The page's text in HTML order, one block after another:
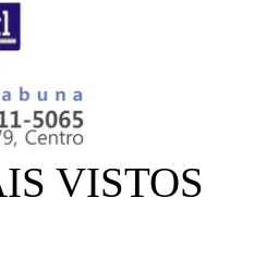
VISTOS